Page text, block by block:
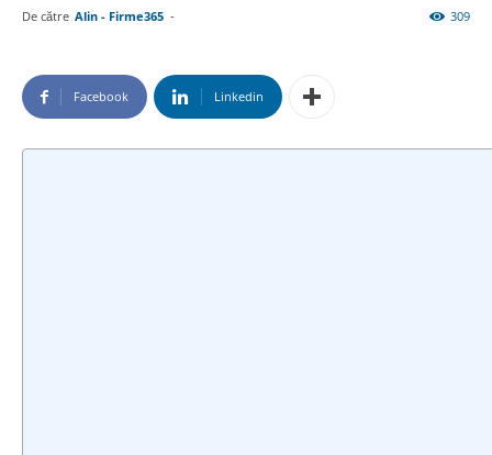
De către Alin - Firme365 - 309
Facebook Linkedin